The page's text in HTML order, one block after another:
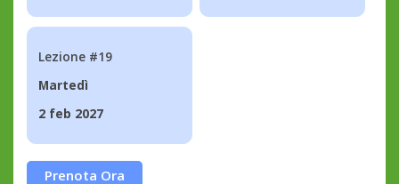
Lezione #19
Martedì
2 feb 2027
Prenota Ora